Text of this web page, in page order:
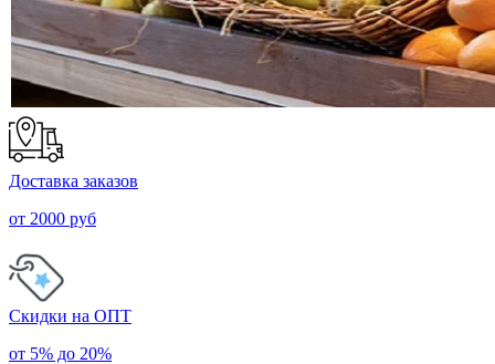
Доставка заказов
от 2000 руб
Скидки на ОПТ
от 5% до 20%